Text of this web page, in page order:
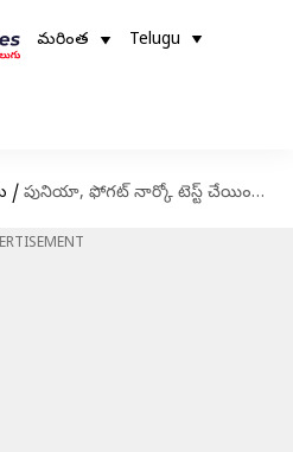
మరింత Telugu
/ పునియా, ఫోగట్ నార్కో టెస్ట్ చేయించుకుంటే నేను కూడా రెడీ: ఆర్ఎఫ్ఐ చీఫ్ శరణ్ సింగ్